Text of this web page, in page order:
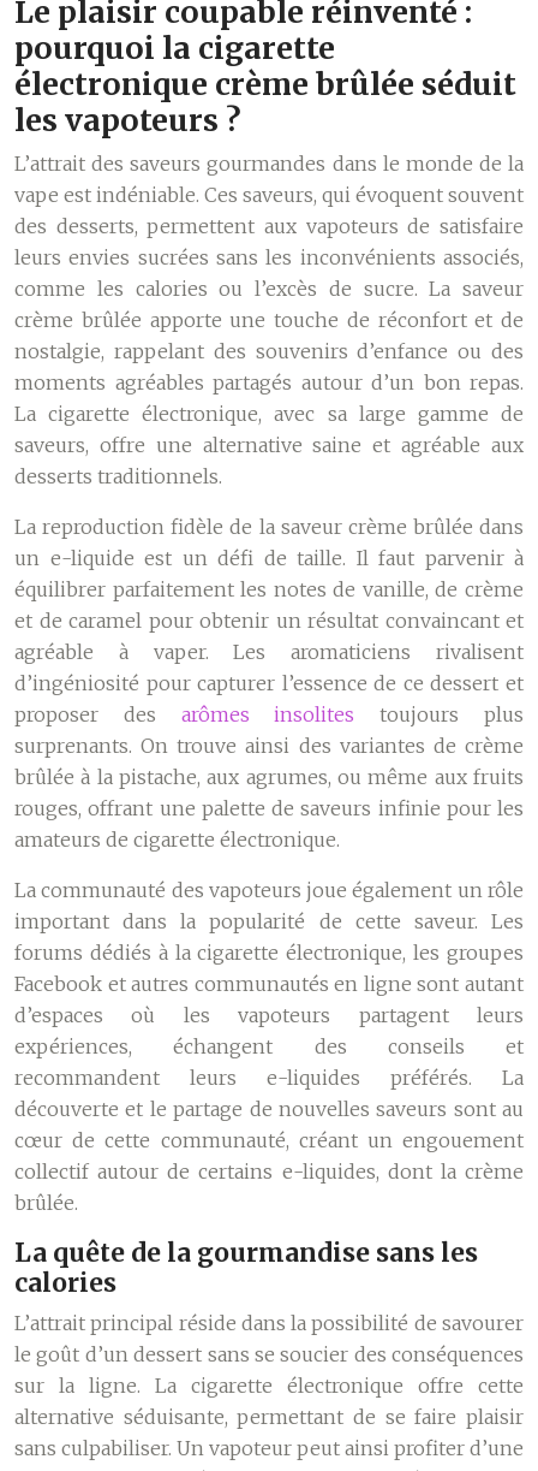
Le plaisir coupable réinventé :
pourquoi la cigarette
électronique crème brûlée séduit
les vapoteurs ?
L’attrait des saveurs gourmandes dans le monde de la
vape est indéniable. Ces saveurs, qui évoquent souvent
des desserts, permettent aux vapoteurs de satisfaire
leurs envies sucrées sans les inconvénients associés,
comme les calories ou l’excès de sucre. La saveur
crème brûlée apporte une touche de réconfort et de
nostalgie, rappelant des souvenirs d’enfance ou des
moments agréables partagés autour d’un bon repas.
La cigarette électronique, avec sa large gamme de
saveurs, offre une alternative saine et agréable aux
desserts traditionnels.
La reproduction fidèle de la saveur crème brûlée dans
un e-liquide est un défi de taille. Il faut parvenir à
équilibrer parfaitement les notes de vanille, de crème
et de caramel pour obtenir un résultat convaincant et
agréable à vaper. Les aromaticiens rivalisent
d’ingéniosité pour capturer l’essence de ce dessert et
proposer des arômes insolites toujours plus
surprenants. On trouve ainsi des variantes de crème
brûlée à la pistache, aux agrumes, ou même aux fruits
rouges, offrant une palette de saveurs infinie pour les
amateurs de cigarette électronique.
La communauté des vapoteurs joue également un rôle
important dans la popularité de cette saveur. Les
forums dédiés à la cigarette électronique, les groupes
Facebook et autres communautés en ligne sont autant
d’espaces où les vapoteurs partagent leurs
expériences, échangent des conseils et
recommandent leurs e-liquides préférés. La
découverte et le partage de nouvelles saveurs sont au
cœur de cette communauté, créant un engouement
collectif autour de certains e-liquides, dont la crème
brûlée.
La quête de la gourmandise sans les
calories
L’attrait principal réside dans la possibilité de savourer
le goût d’un dessert sans se soucier des conséquences
sur la ligne. La cigarette électronique offre cette
alternative séduisante, permettant de se faire plaisir
sans culpabiliser. Un vapoteur peut ainsi profiter d’une